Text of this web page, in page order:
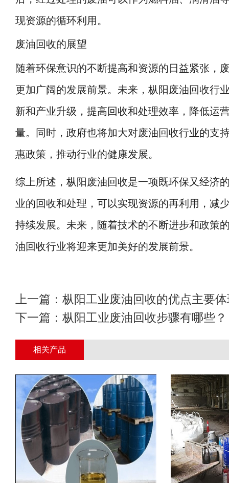
现资源的循环利用。
废油回收的展望
随着环保意识的不断提高和资源的日益紧张，
更加广阔的发展前景。未来，枞阳废油回收行
新和产业升级，提高回收和处理效率，降低运
量。同时，政府也将加大对废油回收行业的支
惠政策，推动行业的健康发展。
综上所述，枞阳废油回收是一项既环保又经济
业的回收和处理，可以实现资源的再利用，减
持续发展。未来，随着技术的不断进步和政策
油回收行业将迎来更加美好的发展前景。
上一篇： 枞阳工业废油回收的优点主要
下一篇： 枞阳工业废油回收步骤有哪些？
相关产品